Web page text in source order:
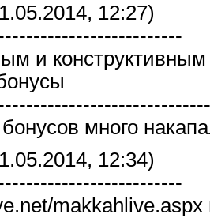
12:27)
и конструктивным
много
12:34)